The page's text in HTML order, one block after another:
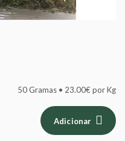
50 Gramas • 23.00€ por Kg
Adicionar